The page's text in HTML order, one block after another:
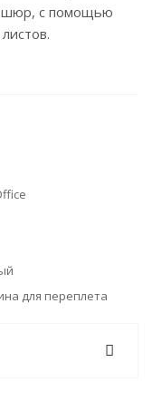
с помощью
для переплета